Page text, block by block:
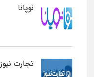
نوپانا
تجارت نیوز